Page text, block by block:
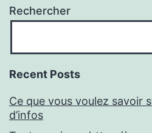
Rechercher
Recent Posts
Ce que vous voulez savoir
d’infos